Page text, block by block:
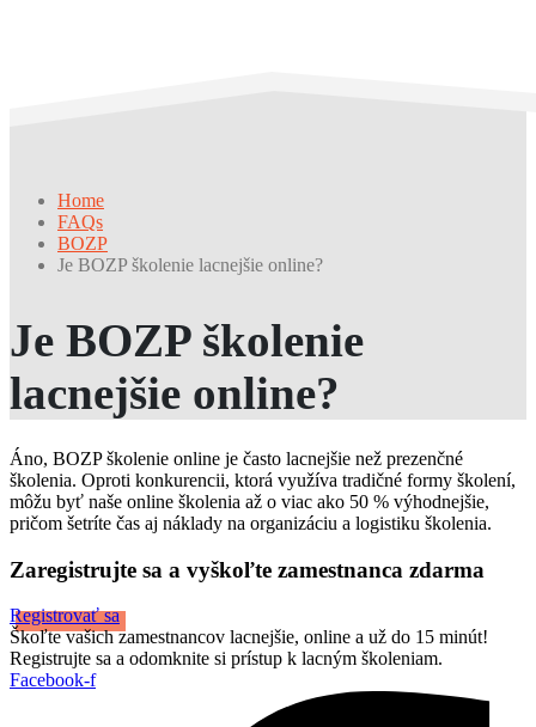
Home
FAQs
BOZP
Je BOZP školenie lacnejšie online?
Je BOZP školenie
lacnejšie online?
Áno, BOZP školenie online je často lacnejšie než prezenčné
školenia. Oproti konkurencii, ktorá využíva tradičné formy školení,
môžu byť naše online školenia až o viac ako 50 % výhodnejšie,
pričom šetríte čas aj náklady na organizáciu a logistiku školenia.
Zaregistrujte sa a vyškoľte zamestnanca zdarma
Registrovať sa
Škoľte vašich zamestnancov lacnejšie, online a už do 15 minút!
Registrujte sa a odomknite si prístup k lacným školeniam.
Facebook-f